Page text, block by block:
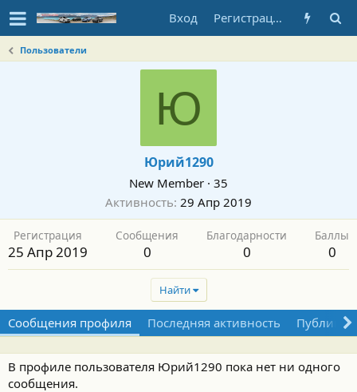
Вход Регистрация
Пользователи
Ю
Юрий1290
New Member · 35
Активность 29 Апр 2019
Регистрация
25 Апр 2019
Сообщения
0
Благодарности
0
Баллы
0
Найти
Сообщения профиля Последняя активность
В профиле пользователя Юрий1290 пока нет ни одного
сообщения.